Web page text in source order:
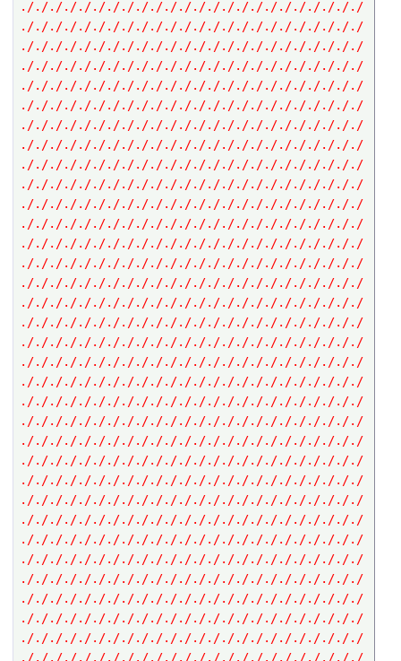
././././././././././././././././././././././././
././././././././././././././././././././././././
././././././././././././././././././././././././
././././././././././././././././././././././././
././././././././././././././././././././././././
././././././././././././././././././././././././
././././././././././././././././././././././././
././././././././././././././././././././././././
././././././././././././././././././././././././
././././././././././././././././././././././././
././././././././././././././././././././././././
././././././././././././././././././././././././
././././././././././././././././././././././././
././././././././././././././././././././././././
././././././././././././././././././././././././
././././././././././././././././././././././././
././././././././././././././././././././././././
././././././././././././././././././././././././
././././././././././././././././././././././././
././././././././././././././././././././././././
././././././././././././././././././././././././
././././././././././././././././././././././././
././././././././././././././././././././././././
././././././././././././././././././././././././
././././././././././././././././././././././././
././././././././././././././././././././././././
././././././././././././././././././././././././
././././././././././././././././././././././././
././././././././././././././././././././././././
././././././././././././././././././././././././
././././././././././././././././././././././././
././././././././././././././././././././././././
././././././././././././././././././././././././
././././././././././././././././././././././././